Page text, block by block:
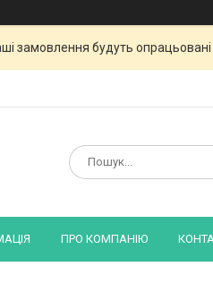
будуть опрацьовані
ПРО КОМПАНІЮ